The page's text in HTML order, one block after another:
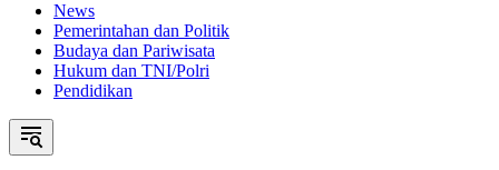
News
Pemerintahan dan Politik
Budaya dan Pariwisata
Hukum dan TNI/Polri
Pendidikan